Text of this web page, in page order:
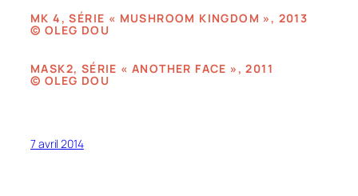
MK 4, SÉRIE « MUSHROOM KINGDOM », 2013
© OLEG DOU
MASK2, SÉRIE « ANOTHER FACE », 2011
© OLEG DOU
7 avril 2014